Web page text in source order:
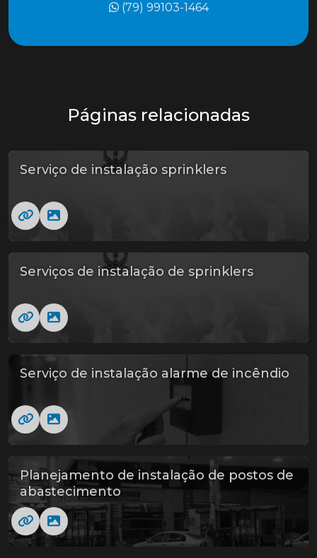
(79) 99103-1464
Páginas relacionadas
Serviço de instalação sprinklers
Serviços de instalação de sprinklers
Serviço de instalação alarme de incêndio
Planejamento de instalação de postos de
abastecimento